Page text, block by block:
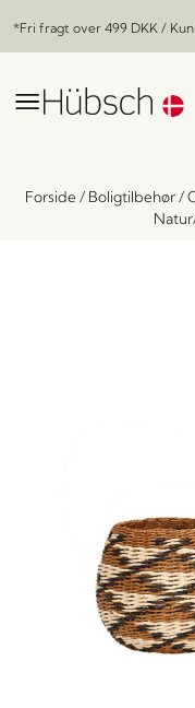
*Fri fragt over 499 DKK /
Forside/ Boligtilbehør/